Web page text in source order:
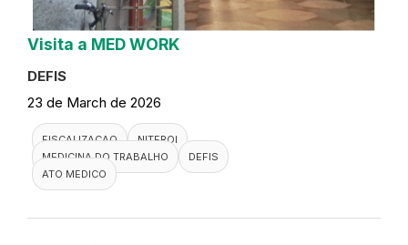
Visita a MED WORK
DEFIS
23 de March de 2026
FISCALIZACAO
NITEROI
MEDICINA DO TRABALHO
DEFIS
ATO MEDICO